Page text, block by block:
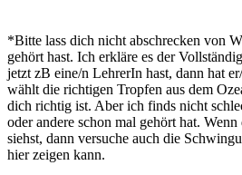
*Bitte lass dich nicht abschrecken von
gehört hast. Ich erkläre es der
jetzt zB eine/n LehrerIn hast, dann hat
wählt die richtigen Tropfen aus dem
dich richtig ist. Aber ich finds nicht
oder andere schon mal gehört hat.
siehst, dann versuche auch die
hier zeigen kann.